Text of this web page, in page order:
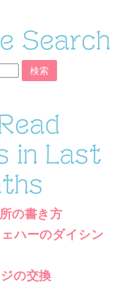
Search
in Last
の書き方
ハーのダイシン
の交換